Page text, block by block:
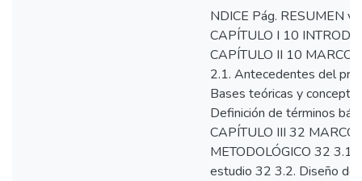
NDICE Pág. RESUMEN
CAPÍTULO I 10
CAPÍTULO II 10 MARCO
2.1. Antecedentes del
Bases teóricas y
Definición de términos
CAPÍTULO III 32 MARCO
METODOLÓGICO 32 3.1.
estudio 32 3.2. Diseño de